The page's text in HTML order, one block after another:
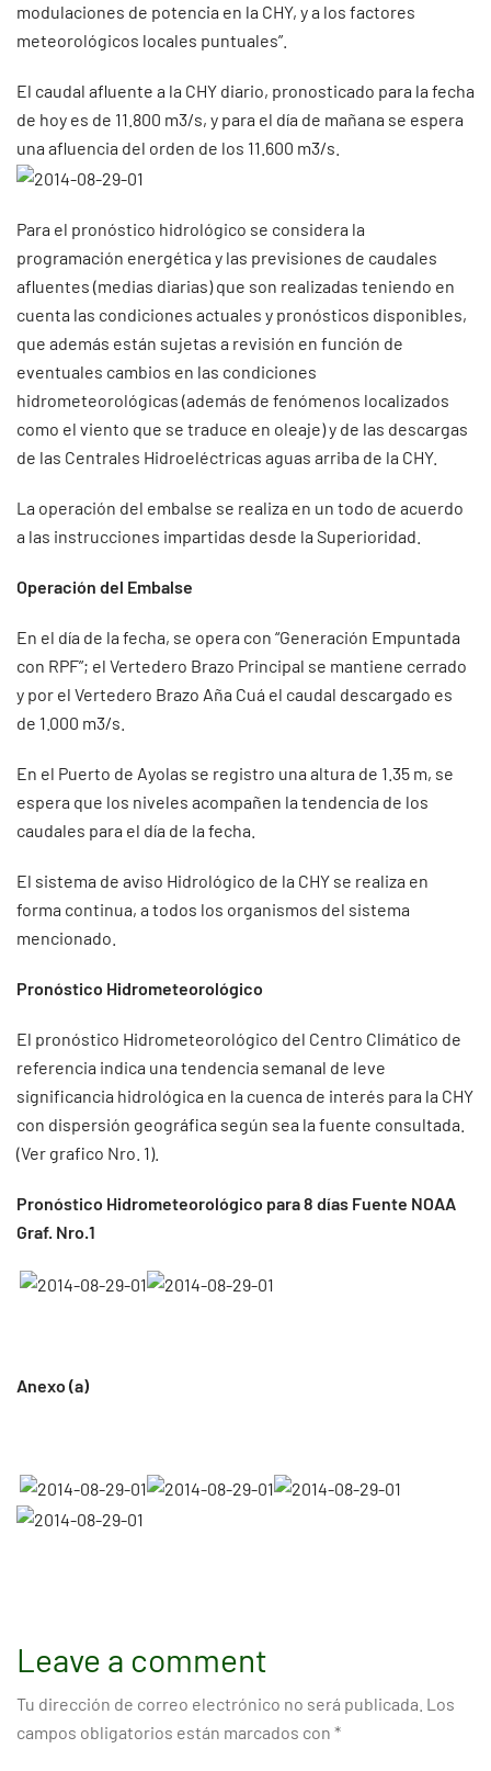
modulaciones de potencia en la CHY, y a los factores
meteorológicos locales puntuales”.
El caudal afluente a la CHY diario, pronosticado para la fecha
de hoy es de 11.800 m3/s, y para el día de mañana se espera
una afluencia del orden de los 11.600 m3/s.
Para el pronóstico hidrológico se considera la
programación energética y las previsiones de caudales
afluentes (medias diarias) que son realizadas teniendo en
cuenta las condiciones actuales y pronósticos disponibles,
que además están sujetas a revisión en función de
eventuales cambios en las condiciones
hidrometeorológicas (además de fenómenos localizados
como el viento que se traduce en oleaje) y de las descargas
de las Centrales Hidroeléctricas aguas arriba de la CHY.
La operación del embalse se realiza en un todo de acuerdo
a las instrucciones impartidas desde la Superioridad.
Operación del Embalse
En el día de la fecha, se opera con “Generación Empuntada
con RPF”; el Vertedero Brazo Principal se mantiene cerrado
y por el Vertedero Brazo Aña Cuá el caudal descargado es
de 1.000 m3/s.
En el Puerto de Ayolas se registro una altura de 1.35 m, se
espera que los niveles acompañen la tendencia de los
caudales para el día de la fecha.
El sistema de aviso Hidrológico de la CHY se realiza en
forma continua, a todos los organismos del sistema
mencionado.
Pronóstico Hidrometeorológico
El pronóstico Hidrometeorológico del Centro Climático de
referencia indica una tendencia semanal de leve
significancia hidrológica en la cuenca de interés para la CHY
con dispersión geográfica según sea la fuente consultada.
(Ver grafico Nro. 1).
Pronóstico Hidrometeorológico para 8 días Fuente NOAA
Graf. Nro.1
Anexo (a)
Leave a comment
Tu dirección de correo electrónico no será publicada. Los
campos obligatorios están marcados con *